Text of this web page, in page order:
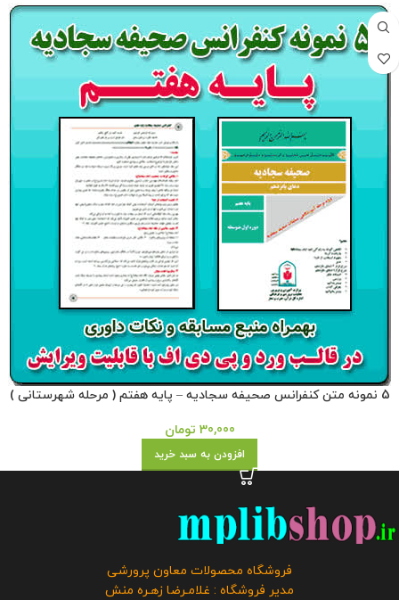
5 نمونه متن کنفرانس صحیفه سجادیه – پایه هفتم ( مرحله شهرستانی )
30,000 تومان
افزودن به سبد خرید
فروشگاه محصولات معاون پرورشی
مدیر فروشگاه : غلامـرضا زهـره منش